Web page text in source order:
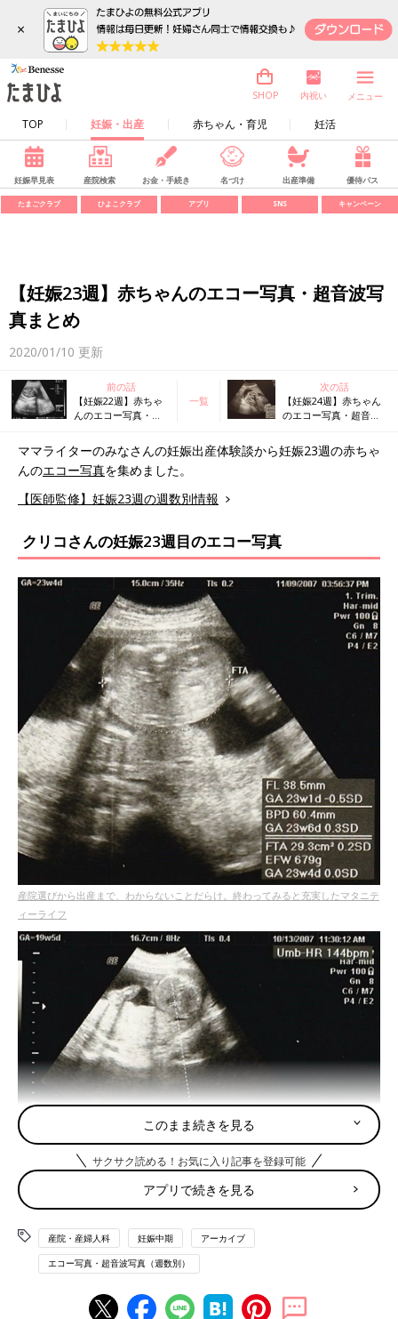
×
TOP 妊娠・出産 赤ちゃん・育児 妊活
SHOP 内祝い メニュー
妊娠早見表 産院検索 お金・手続き 名づけ 出産準備 優待パス
たまごクラブ ひよこクラブ アプリ SNS キャンペーン
【妊娠23週】赤ちゃんのエコー写真・超音波写
真まとめ
2020/01/10 更新
前の話
【妊娠22週】赤ちゃ
んのエコー写真・超
一覧
次の話
【妊娠24週】赤ちゃん
のエコー写真・超音波
ママライターのみなさんの妊娠出産体験談から妊娠23週の赤ちゃ
んのエコー写真を集めました。
【医師監修】妊娠23週の週数別情報
クリコさんの妊娠23週目のエコー写真
産院選びから出産まで、わからないことだらけ。終わってみると充実したマタニテ
ィーライフ
産院選びから出産まで、わからないことだらけ。終わってみると充実したマタニテ
推定体重679g。大きくなったためエコー画像に収まらなくな
り、胎動もよく感じるようになりました。運動や、母親学級に参
喫。結婚して引っ越してきた土地で、近所に友人もおらず、平日
このまま続きを見る
サクサク読める！お気に入り記事を登録可能
アプリで続きを見る
産院・産婦人科 妊娠中期 アーカイブ
エコー写真・超音波写真（週数別）